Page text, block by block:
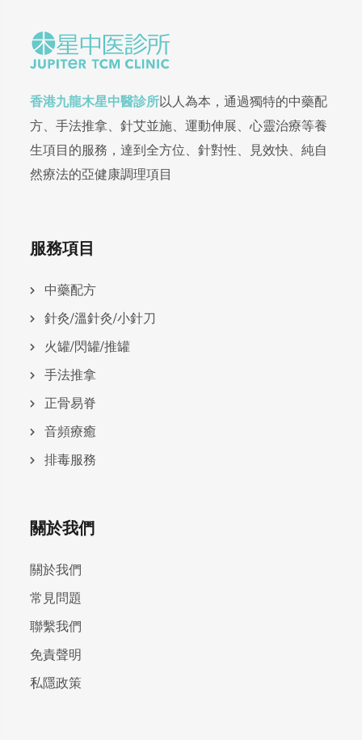
香港九龍木星中醫診所以人為本，通過獨特的中藥配
方、手法推拿、針艾並施、運動伸展、心靈治療等養
生項目的服務，達到全方位、針對性、見效快、純自
然療法的亞健康調理項目
服務項目
中藥配方
針灸/溫針灸/小針刀
火罐/閃罐/推罐
手法推拿
正骨易脊
⾳頻療癒
排毒服務
關於我們
關於我們
常見問題
聯繫我們
免責聲明
私隱政策